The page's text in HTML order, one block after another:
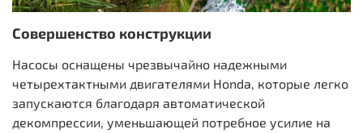
Совершенство конструкции
Насосы оснащены чрезвычайно надежными
четырехтактными двигателями Honda, которые легко
запускаются благодаря автоматической
декомпрессии, уменьшающей потребное усилие на